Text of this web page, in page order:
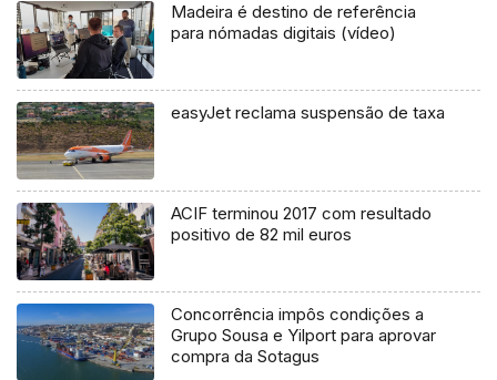
Madeira é destino de referência
para nómadas digitais (vídeo)
easyJet reclama suspensão de taxa
ACIF terminou 2017 com resultado
positivo de 82 mil euros
Concorrência impôs condições a
Grupo Sousa e Yilport para aprovar
compra da Sotagus